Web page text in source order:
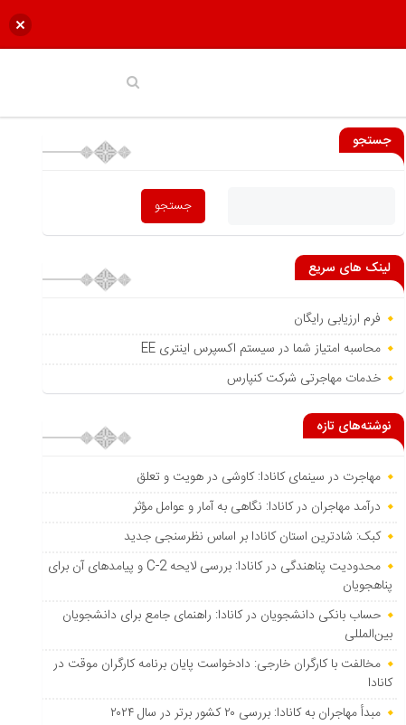
جستجو
لینک های سریع
فرم ارزیابی رایگان
محاسبه امتیاز شما در سیستم اکسپرس اینتری EE
خدمات مهاجرتی شرکت کنپارس
نوشته‌های تازه
مهاجرت در سینمای کانادا: کاوشی در هویت و تعلق
درآمد مهاجران در کانادا: نگاهی به آمار و عوامل مؤثر
کبک: شادترین استان کانادا بر اساس نظرسنجی جدید
محدودیت پناهندگی در کانادا: بررسی لایحه C-2 و پیامدهای آن برای
پناهجویان
حساب بانکی دانشجویان در کانادا: راهنمای جامع برای دانشجویان
بین‌المللی
مخالفت با کارگران خارجی: دادخواست پایان برنامه کارگران موقت در
کانادا
مبدأ مهاجران به کانادا: بررسی ۲۰ کشور برتر در سال ۲۰۲۴